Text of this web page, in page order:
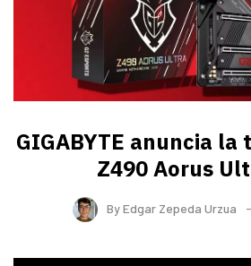
GIGABYTE anuncia
Z490 Aorus
ByEdgar Zepeda Urzua